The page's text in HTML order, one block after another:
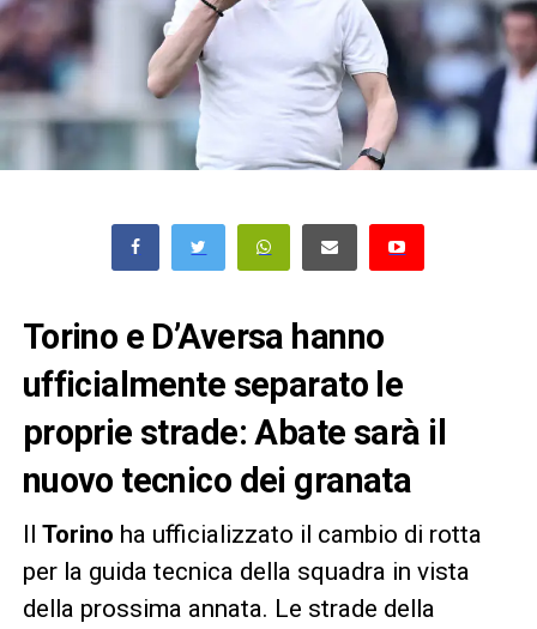
Torino e D’Aversa hanno
ufficialmente separato le
proprie strade: Abate sarà il
nuovo tecnico dei granata
Il Torino ha ufficializzato il cambio di rotta
per la guida tecnica della squadra in vista
della prossima annata. Le strade della